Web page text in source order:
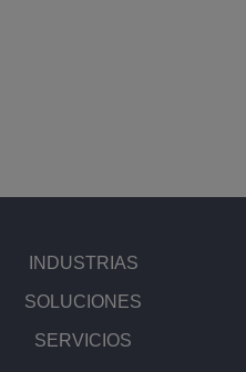
INDUSTRIAS
SOLUCIONES
SERVICIOS